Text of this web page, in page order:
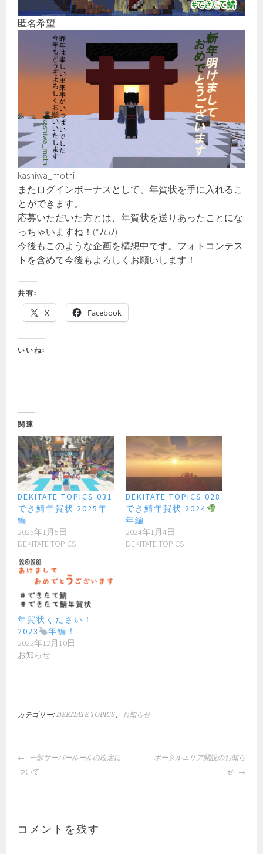
匿名希望
kashiwa_mothi
またログインボーナスとして、年賀状を手に入れるこ
とができます。
応募いただいた方とは、年賀状を送りあったことにな
っちゃいますね！(*ﾉωﾉ)
今後もこのような企画を構想中です。フォトコンテス
トを含めて今後もよろしくお願いします！
共有:
X Facebook
いいね:
関連
DEKITATE TOPICS 031
でき鯖年賀状 2025年
編
2025年1月5日
DEKITATE TOPICS
DEKITATE TOPICS 028
でき鯖年賀状 2024
年編
2024年1月4日
DEKITATE TOPICS
年賀状ください！
2023
年編！
2022年12月10日
お知らせ
カテゴリー:DEKITATE TOPICS、 お知らせ
投
稿
ー
一部サーバールールの改定に
ついて
ポータルエリア開設のお知ら
せ
コメントを残す